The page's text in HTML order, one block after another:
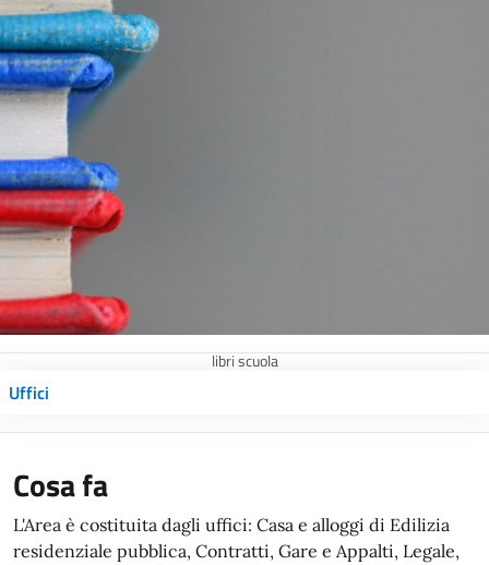
libri scuola
Uffici
Cosa fa
L'Area è costituita dagli uffici: Casa e alloggi di Edilizia
residenziale pubblica, Contratti, Gare e Appalti, Legale,